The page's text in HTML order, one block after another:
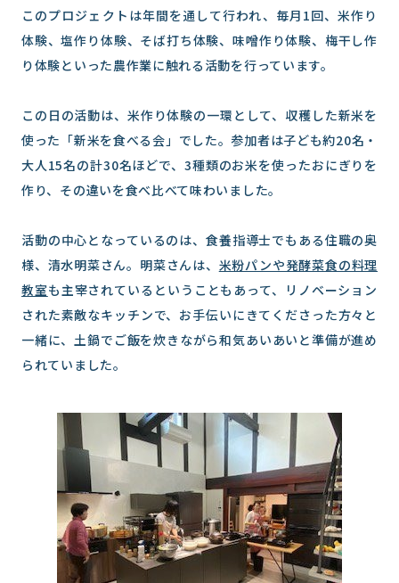
このプロジェクトは年間を通して行われ、毎月1回、米作り
体験、塩作り体験、そば打ち体験、味噌作り体験、梅干し作
り体験といった農作業に触れる活動を行っています。
この日の活動は、米作り体験の一環として、収穫した新米を
使った「新米を食べる会」でした。参加者は子ども約20名・
大人15名の計30名ほどで、3種類のお米を使ったおにぎりを
作り、その違いを食べ比べて味わいました。
活動の中心となっているのは、食養指導士でもある住職の奥
様、清水明菜さん。明菜さんは、 米粉パンや発酵菜食の料理
教室も主宰されているということもあって、リノベーション
された素敵なキッチンで、お手伝いにきてくださった方々と
一緒に、土鍋でご飯を炊きながら和気あいあいと準備が進め
られていました。